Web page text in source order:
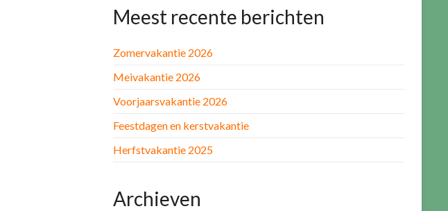
Meest recente berichten
Zomervakantie 2026
Meivakantie 2026
Voorjaarsvakantie 2026
Feestdagen en kerstvakantie
Herfstvakantie 2025
Archieven